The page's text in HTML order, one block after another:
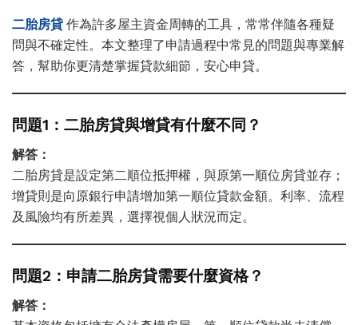
二胎房貸 作為許多屋主資金周轉的工具，常常伴隨各種疑
問與不確定性。本文整理了申請過程中常見的問題與專業解
答，幫助你更清楚掌握貸款細節，安心申貸。
問題1：二胎房貸與增貸有什麼不同？
解答：
二胎房貸是設定第二順位抵押權，與原第一順位房貸並存；
增貸則是向原銀行申請增加第一順位貸款金額。利率、流程
及風險均有所差異，選擇視個人狀況而定。
問題2：申請二胎房貸需要什麼資格？
解答：